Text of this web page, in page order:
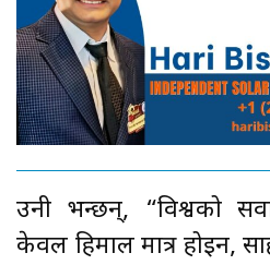
उनी भन्छन्, “विश्वको
केवल हिमाल मात्र होइन,